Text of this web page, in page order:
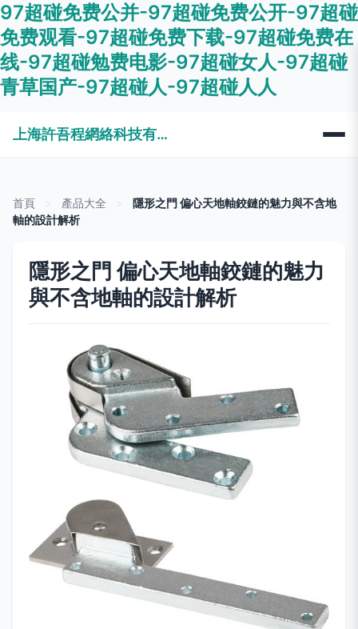
97超碰免费公并-97超碰免费公开-97超碰
免费观看-97超碰免费下载-97超碰免费在
线-97超碰勉费电影-97超碰女人-97超碰
青草国产-97超碰人-97超碰人人
上海許吾程網絡科技有限公司
首頁 產品大全
隱形之門 偏心天地軸鉸鏈的魅力與不含地
軸的設計解析
隱形之門 偏心天地軸鉸鏈的魅力
與不含地軸的設計解析